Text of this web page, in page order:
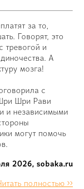
за то,
Говорят, это
тревогой и
А
мозга!
с
Шри Рави
и независимыми
могут помочь
2026, sobaka.ru
полностью >>